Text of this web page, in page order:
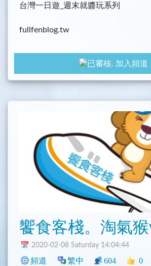
台灣一日遊_週末就醬玩系列
fullfenblog.tw
facebook.com/fullfen666
加入頻道
2020-02-08 Saturday 14:04:44
頻道 繁中 604 0